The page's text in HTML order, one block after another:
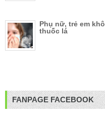
Phụ nữ, trẻ em
thuốc lá
FANPAGE FACEBOOK